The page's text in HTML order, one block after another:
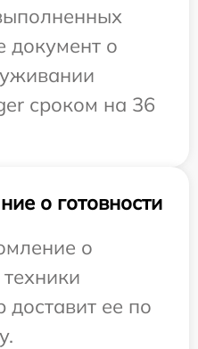
документ о
сроком на 36
о готовности
о
доставит ее по